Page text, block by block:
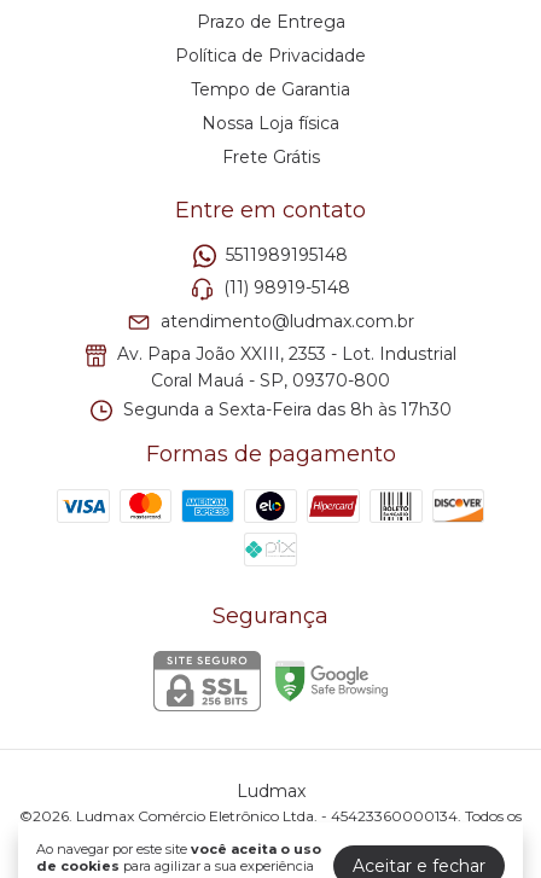
Ao navegar por este site você aceita o uso
de cookies para agilizar a sua experiência
Aceitar e fechar
Prazo de Entrega
Política de Privacidade
Tempo de Garantia
Nossa Loja física
Frete Grátis
Entre em contato
5511989195148
(11) 98919-5148
atendimento@ludmax.com.br
Av. Papa João XXIII, 2353 - Lot. Industrial
Coral Mauá - SP, 09370-800
Segunda a Sexta-Feira das 8h às 17h30
Formas de pagamento
Segurança
Ludmax
©2026. Ludmax Comércio Eletrônico Ltda. - 45423360000134. Todos os